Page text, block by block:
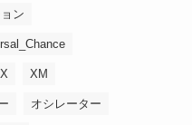
ン
XM
オシレーター